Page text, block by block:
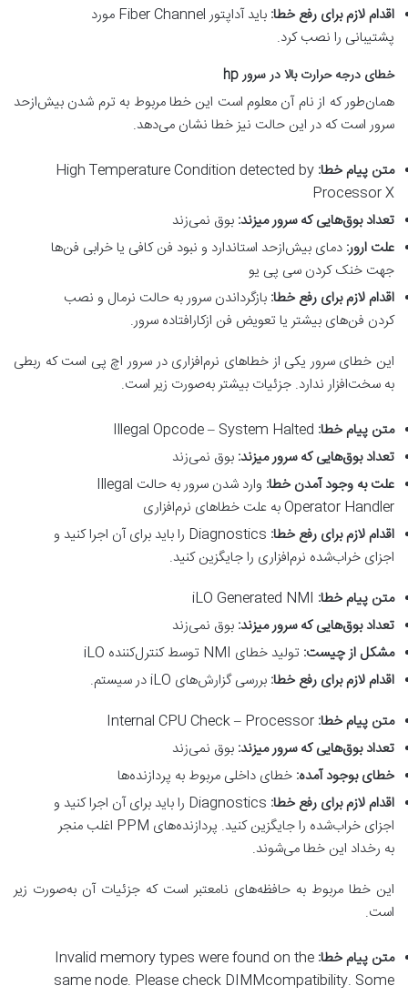
اقدام لازم برای رفع خطا:
باید آداپتور Fiber Channel مورد
پشتیبانی را نصب کرد.
خطای درجه حرارت بالا در سرورhp
همان‌طور که از نام آن معلوم است این خطا مربوط به ترم شدن بیش‌ازحد
سرور است که در این حالت نیز خطا نشان می‌دهد.
متن پیام خطا:
High Temperature Condition detected by
Processor X
تعداد بوق‌هایی که سرور میزند: بوق نمی‌زند
علت ارور: دمای بیش‌ازحد استاندارد و نبود فن کافی یا خرابی فن‌ها
جهت خنک کردن سی پی یو
اقدام لازم برای رفع خطا: بازگرداندن سرور به حالت نرمال و نصب
کردن فن‌های بیشتر یا تعویض فن ازکارافتاده سرور.
این خطای سرور یکی از خطاهای نرم‌افزاری در سرور اچ پی است که ربطی
به سخت‌افزار ندارد. جزئیات بیشتر به‌صورت زیر است.
متن پیام خطا:
تعداد بوق‌هایی که سرور میزند: بوق نمی‌زند
علت به وجود آمدن خطا:
وارد شدن سرور به حالت Illegal
Operator Handler به علت خطاهای نرم‌افزاری
اقدام لازم برای رفع خطا:
Diagnostics را باید برای آن اجرا کنید و
اجزای خراب‌شده نرم‌افزاری را جایگزین کنید.
متن پیام خطا:
تعداد بوق‌هایی که سرور میزند: بوق نمی‌زند
مشکل از چیست: تولید خطای NMI توسط کنترل‌کننده iLO
اقدام لازم برای رفع خطا: بررسی گزارش‌های iLO در سیستم.
متن پیام خطا:
تعداد بوق‌هایی که سرور میزند: بوق نمی‌زند
خطای بوجود آمده: خطای داخلی مربوط به پردازنده‌ها
اقدام لازم برای رفع خطا:
Diagnostics را باید برای آن اجرا کنید و
اجزای خراب‌شده را جایگزین کنید. پردازنده‌های PPM اغلب منجر
به رخداد این خطا می‌شوند.
این خطا مربوط به حافظه‌های نامعتبر است که جزئیات آن به‌صورت زیر
است.
متن پیام خطا:
Invalid memory types were found on the
same node. Please check DIMMcompatibility. Some